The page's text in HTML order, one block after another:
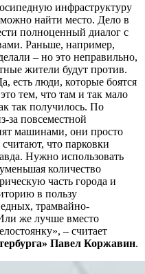
инфраструктуру
найти место. Дело в
полноценный диалог с
Раньше, например,
– но это неправильно,
жители будут против.
есть люди, которые боятся
тем, что там и так мало
так получилось. По
за повсеместной
машинами, они просто
что парковки
Нужно использовать
количество
часть города и
в пользу
трамвайно-
же лучше вместо
– считает
Павел Коржавин.